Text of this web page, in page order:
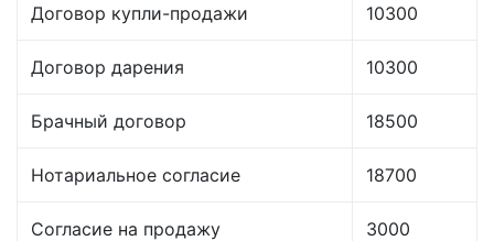
Договор купли-продажи 10300
Договор дарения 10300
Брачный договор 18500
Нотариальное согласие 18700
Согласие на продажу 3000